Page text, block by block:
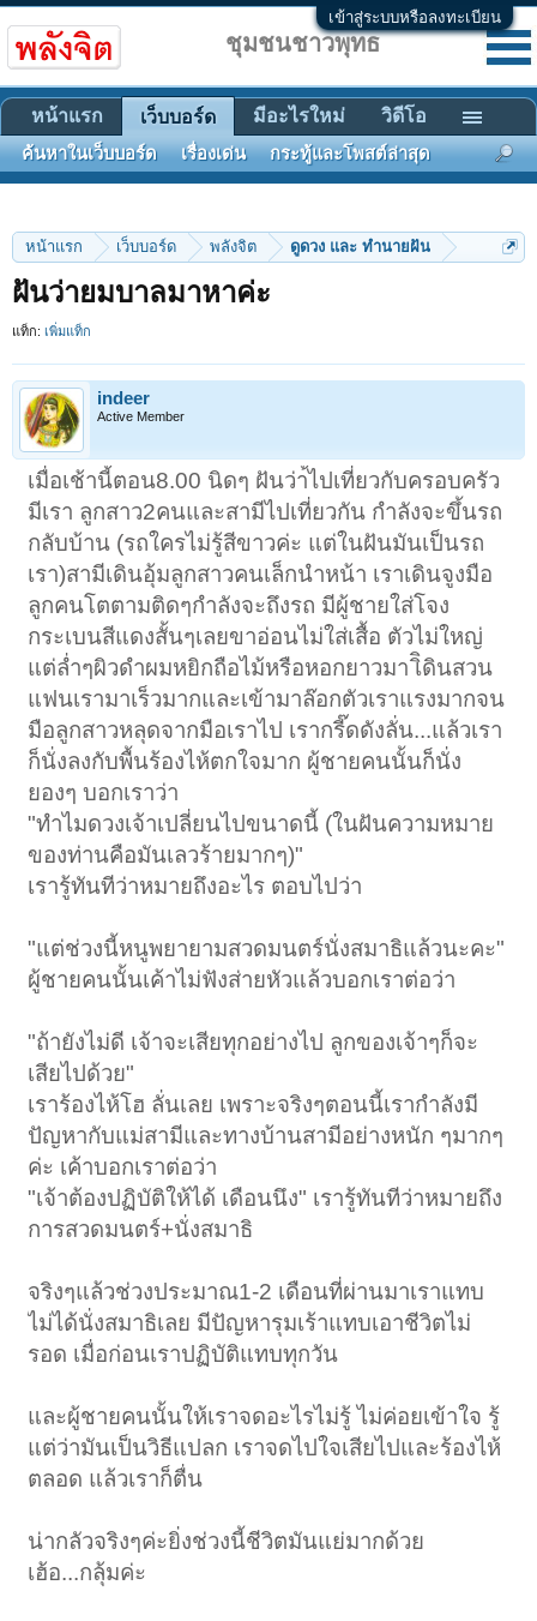
เข้าสู่ระบบหรือลงทะเบียน
หน้าแรก เว็บบอร์ด พลังจิต ดูดวง และ ทำนายฝัน
ฝันว่ายมบาลมาหาค่ะ
แท็ก: เพิ่มแท็ก
indeer
Active Member
เมื่อเช้านี้ตอน8.00 นิดๆ ฝันว่า้ไปเที่ยวกับครอบครัว
มีเรา ลูกสาว2คนและสามีไปเที่ยวกัน กำลังจะขึ้นรถ
กลับบ้าน (รถใครไม่รู้สีขาวค่ะ แต่ในฝันมันเป็นรถ
เรา)สามีเดินอุ้มลูกสาวคนเล็กนำหน้า เราเดินจูงมือ
ลูกคนโตตามติดๆกำลังจะถึงรถ มีผู้ชายใส่โจง
กระเบนสีแดงสั้นๆเลยขาอ่อนไม่ใส่เสื้อ ตัวไม่ใหญ่
แต่ล่ำๆผิวดำผมหยิกถือไม้หรือหอกยาวมา เิิดินสวน
แฟนเรามาเร็วมากและเข้ามาล๊อกตัวเราแรงมากจน
มือลูกสาวหลุดจากมือเราไป เรากรี๊ดดังลั่น...แล้วเรา
ก็นั่งลงกับพื้นร้องไห้ตกใจมาก ผู้ชายคนนั้นก็นั่ง
ยองๆ บอกเราว่า
"ทำไมดวงเจ้าเปลี่ยนไปขนาดนี้ (ในฝันความหมาย
ของท่านคือมันเลวร้ายมากๆ)"
เรารู้ทันทีว่าหมายถึงอะไร ตอบไปว่า
"แต่ช่วงนี้หนูพยายามสวดมนตร์นั่งสมาธิแล้วนะคะ"
ผู้ชายคนนั้นเค้าไม่ฟังส่ายหัวแล้วบอกเราต่อว่า
"ถ้ายังไม่ดี เจ้าจะเสียทุกอย่างไป ลูกของเจ้าๆก็จะ
เสียไปด้วย"
เราร้องไห้โฮ ลั่นเลย เพราะจริงๆตอนนี้เรากำลังมี
ปัญหากับแม่สามีและทางบ้านสามีอย่างหนัก ๆมากๆ
ค่ะ เค้าบอกเราต่อว่า
"เจ้าต้องปฏิบัติให้ได้ เดือนนึง" เรารู้ทันทีว่าหมายถึง
การสวดมนตร์+นั่งสมาธิ
จริงๆแล้วช่วงประมาณ1-2 เดือนที่ผ่านมาเราแทบ
ไม่ได้นั่งสมาธิเลย มีปัญหารุมเร้าแทบเอาชีวิตไม่
รอด เมื่อก่อนเราปฏิบัติแทบทุกวัน
และผู้ชายคนนั้นให้เราจดอะไรไม่รู้ ไม่ค่อยเข้าใจ รู้
แต่ว่ามันเป็นวิธีแปลก เราจดไปใจเสียไปและร้องไห้
ตลอด แล้วเราก็ตื่น
น่ากลัวจริงๆค่ะยิ่งช่วงนี้ชีวิตมันแย่มากด้วย
เฮ้อ...กลุ้มค่ะ
ชุมชนชาวพุทธ
หน้าแรก เว็บบอร์ด
ค้นหาในเว็บบอร์ด เรื่องเด่น กระทู้และโพสต์ล่าสุด
มีอะไรใหม่ วิดีโอ